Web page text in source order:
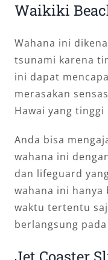
Waikiki
Wahana ini
tsunami karena
ini dapat
merasakan
Hawai yang
Anda bisa
wahana ini
dan lifeguard
wahana ini
waktu tertentu
berlangsung